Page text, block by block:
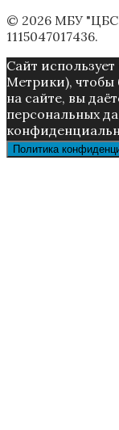
© 2026 МБУ "ЦБС
1115047017436.
Caйт
Метрики), чтoбы
нa caйтe, вы
пepcoнaльныx
Политика